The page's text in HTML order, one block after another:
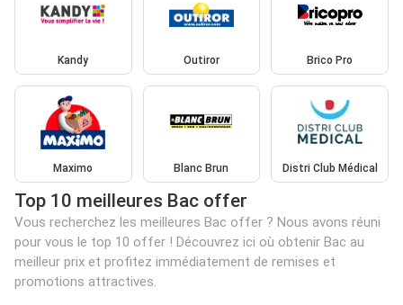
Kandy Outiror Brico Pro
Maximo Blanc Brun Distri Club Médical
Top 10 meilleures Bac offer
Vous recherchez les meilleures Bac offer ? Nous avons réuni
pour vous le top 10 offer ! Découvrez ici où obtenir Bac au
meilleur prix et profitez immédiatement de remises et
promotions attractives.